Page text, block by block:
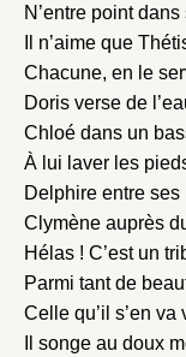
N’entre point
Il n’aime que
Chacune, en le
Doris verse de
Chloé dans un
À lui laver les
Delphire entre ses
Clymène auprès
Hélas ! C’est un
Parmi tant de
Celle qu’il s’en
Il songe au doux